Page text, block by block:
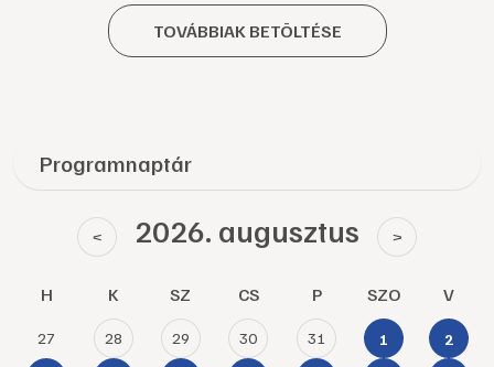
TOVÁBBIAK BETÖLTÉSE
Programnaptár
< 2026. augusztus >
H K SZ CS P SZO V
27 28 29 30 31 1 2